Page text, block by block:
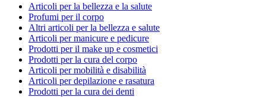
Articoli per la bellezza e la salute
Profumi per il corpo
Altri articoli per la bellezza e salute
Articoli per manicure e pedicure
Prodotti per il make up e cosmetici
Prodotti per la cura del corpo
Articoli per mobilità e disabilità
Articoli per depilazione e rasatura
Prodotti per la cura dei denti